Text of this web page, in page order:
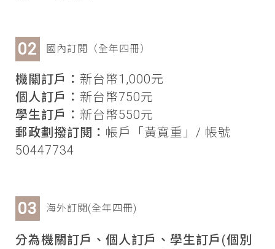
國內訂閱（全年四冊）
機關訂戶： 新台幣1,000元
個人訂戶： 新台幣750元
學生訂戶： 新台幣550元
郵政劃撥訂閱： 帳戶「黃寬重」/ 帳號
50447734
海外訂閱(全年四冊)
分為機關訂戶、個人訂戶、學生訂戶(個別